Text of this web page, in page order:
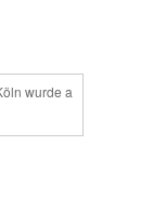
wurde a